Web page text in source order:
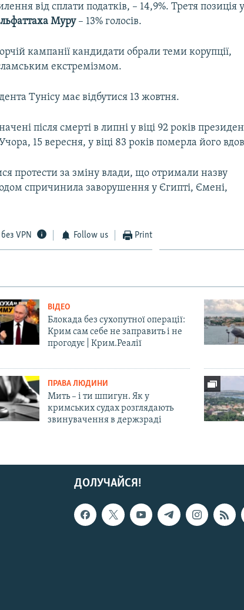
від сплати податків, – 14,9%. Третя позиція у
Муру – 13% голосів.
кампанії кандидати обрали теми корупції,
екстремізмом.
Тунісу має відбутися 13 жовтня.
після смерті в липні у віці 92 років
15 вересня, у віці 83 років померла його
протести за зміну влади, що отримали назву
спричинила заворушення у Єгипті, Ємені,
VPN Follow us Print
ВІДЕО
Блокада без сухопутної операції:
Крим сам себе не заправить і не
прогодує | Крим.Реалії
ПРАВА ЛЮДИНИ
Мить – і ти шпигун. Як у
кримських судах розглядають
звинувачення в держзраді
ДОЛУЧАЙСЯ!